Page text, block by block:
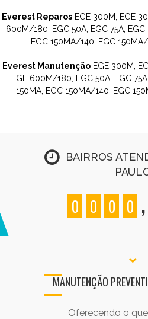
Everest Reparos EGE 300M, EGE
600M/180, EGC 50A, EGC 75A, EGC
EGC 150MA/140, EGC
Everest ManutençãoEGE 300M,
EGE 600M/180, EGC 50A, EGC
150MA, EGC 150MA/140, EGC
BAIRROS
0 0 0 0 ,
MANUTENÇÃO
Oferecendo o